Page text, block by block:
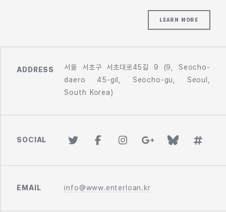
LEARN MORE
ADDRESS
서울 서초구 서초대로45길 9 (9, Seocho-
daero 45-gil, Seocho-gu, Seoul,
South Korea)
SOCIAL
EMAIL info@www.enterloan.kr